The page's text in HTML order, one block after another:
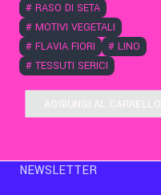
# RASO DI SETA
# MOTIVI VEGETALI
# FLAVIA FIORI # LINO
# TESSUTI SERICI
AGGIUNGI AL CARRELLO
NEWSLETTER